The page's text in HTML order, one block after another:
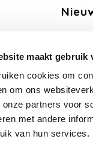
maakt gebruik
cookies om
om ons
partners voor
met andere
van hun services.
Volg